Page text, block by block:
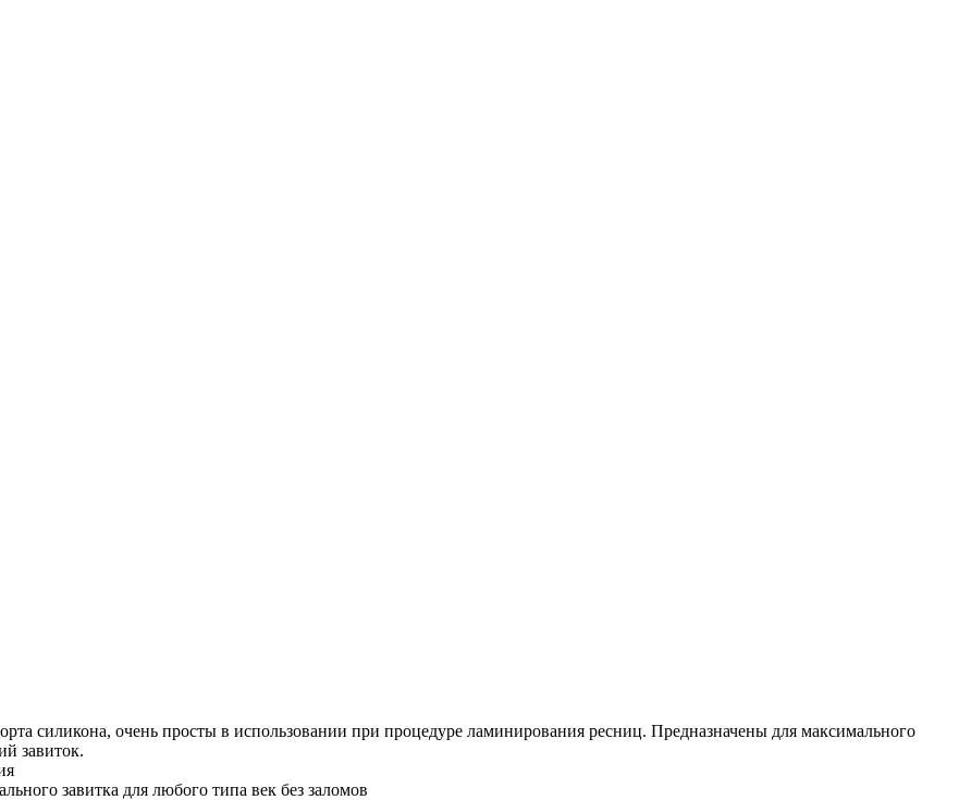
силикона, очень просты в использовании при процедуре ламинирования ресниц. Предназначены для максимального
завиток.
завитка для любого типа век без заломов